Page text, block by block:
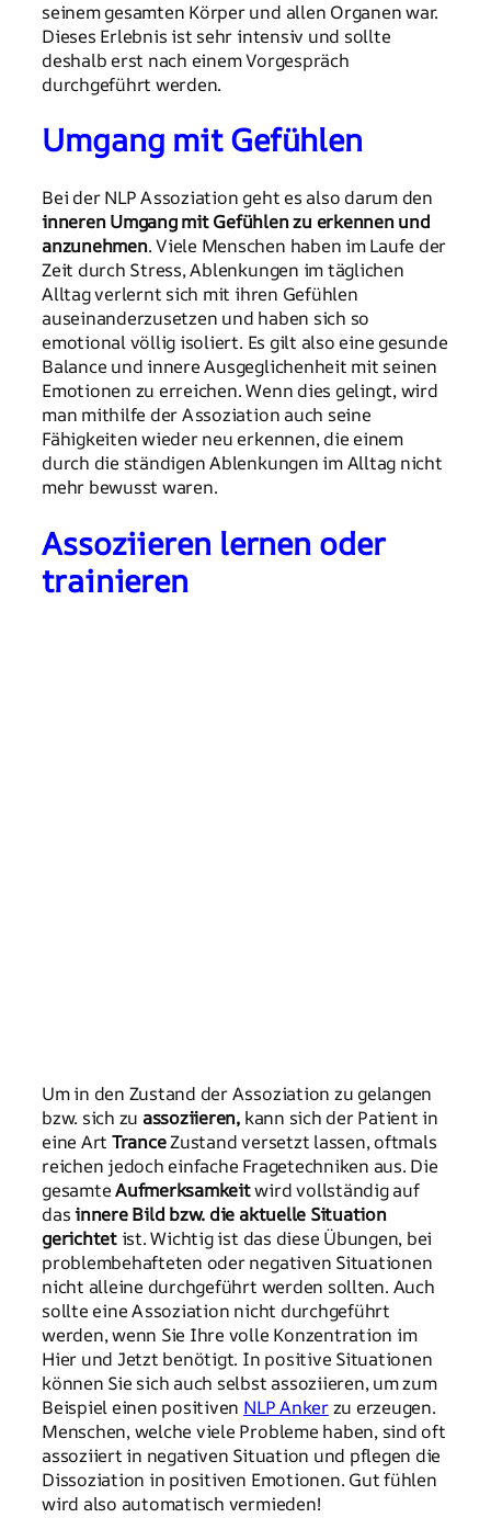
seinem gesamten Körper und allen Organen war.
Dieses Erlebnis ist sehr intensiv und sollte
deshalb erst nach einem Vorgespräch
durchgeführt werden.
Umgang mit Gefühlen
Bei der NLP Assoziation geht es also darum den
inneren Umgang mit Gefühlen zu erkennen und
anzunehmen. Viele Menschen haben im Laufe der
Zeit durch Stress, Ablenkungen im täglichen
Alltag verlernt sich mit ihren Gefühlen
auseinanderzusetzen und haben sich so
emotional völlig isoliert. Es gilt also eine gesunde
Balance und innere Ausgeglichenheit mit seinen
Emotionen zu erreichen. Wenn dies gelingt, wird
man mithilfe der Assoziation auch seine
Fähigkeiten wieder neu erkennen, die einem
durch die ständigen Ablenkungen im Alltag nicht
mehr bewusst waren.
Assoziieren lernen oder
trainieren
Um in den Zustand der Assoziation zu gelangen
bzw. sich zu assoziieren, kann sich der Patient in
eine Art TranceZustand versetzt lassen, oftmals
reichen jedoch einfache Fragetechniken aus. Die
gesamteAufmerksamkeitwird vollständig auf
dasinnere Bild bzw. die aktuelle Situation
gerichtetist. Wichtig ist das diese Übungen, bei
problembehafteten oder negativen Situationen
nicht alleine durchgeführt werden sollten. Auch
sollte eine Assoziation nicht durchgeführt
werden, wenn Sie Ihre volle Konzentration im
Hier und Jetzt benötigt. In positive Situationen
können Sie sich auch selbst assoziieren, um zum
Beispiel einen positiven NLP Ankerzu erzeugen.
Menschen, welche viele Probleme haben, sind oft
assoziiert in negativen Situation und pflegen die
Dissoziation in positiven Emotionen. Gut fühlen
wird also automatisch vermieden!